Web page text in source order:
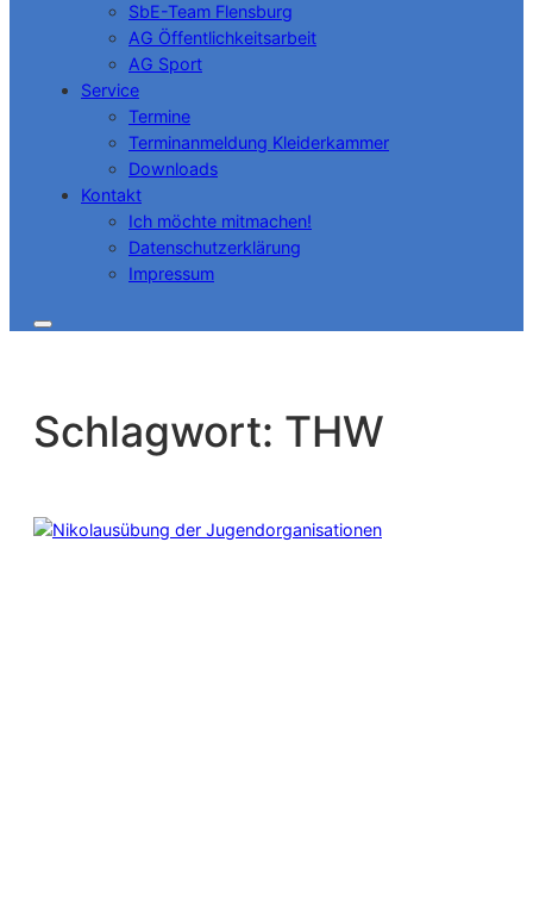
SbE-Team Flensburg
AG Öffentlichkeitsarbeit
AG Sport
Service
Termine
Terminanmeldung Kleiderkammer
Downloads
Kontakt
Ich möchte mitmachen!
Datenschutzerklärung
Impressum
Schlagwort: THW